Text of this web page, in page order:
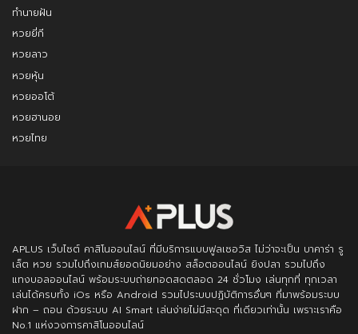
ทำนายฝัน
หวยยี่กี
หวยลาว
หวยหุ้น
หวยออโต้
หวยฮานอย
หวยไทย
APLUS เว็บไซต์ คาสิโนออนไลน์ ที่มีบริการแบบฟูลเซอวิส ไม่ว่าจะเป็น บาคาร่า รู
เล็ต หวย รวมไปถึงเกมส์ยอดนิยมอย่าง สล็อตออนไลน์ ยิงปลา รวมไปถึง
แทงบอลออนไลน์ พร้อมระบบถ่ายทอดสดตลอด 24 ชั่วโมง เล่นทุกที่ ทุกเวลา
เล่นได้ครบทั้ง iOs หรือ Android รวมไประบบปฏิบัติการอื่นๆ ที่มาพร้อมระบบ
ฝาก – ถอน ด้วยระบบ AI Smart เล่นง่ายไม่มีสะดุด ที่เดียวเท่านั้น เพราะเราคือ
No.1 แห่งวงการคาสิโนออนไลน์